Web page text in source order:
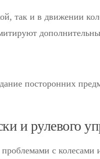
так и в движении
посторонних
и рулевого
проблемами с